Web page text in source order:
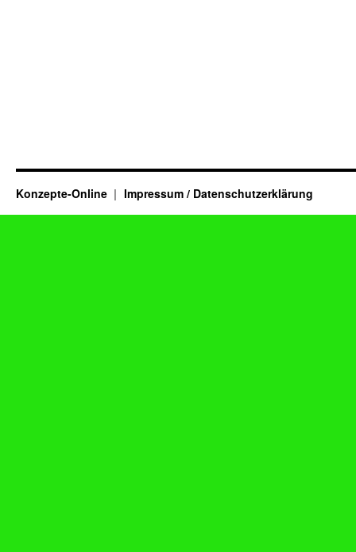
Konzepte-Online Impressum / Datenschutzerklärung